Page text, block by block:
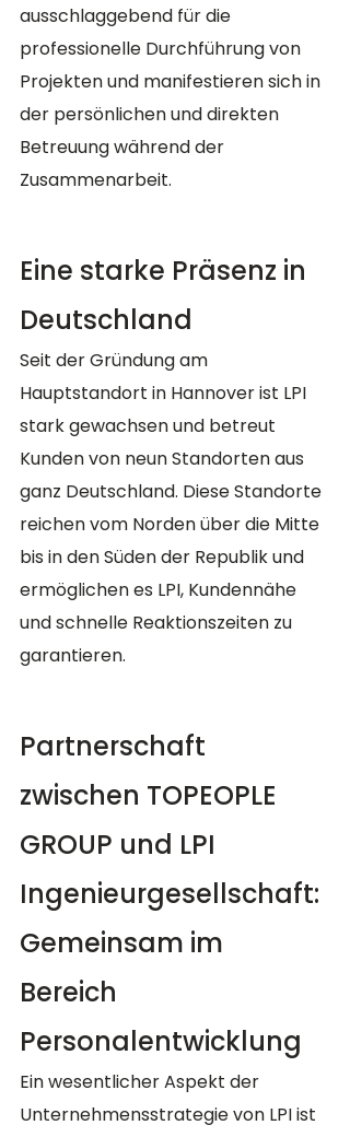
ausschlaggebend für die
professionelle Durchführung von
Projekten und manifestieren sich in
der persönlichen und direkten
Betreuung während der
Zusammenarbeit​​.
Eine starke Präsenz in
Deutschland
Seit der Gründung am
Hauptstandort in Hannover ist LPI
stark gewachsen und betreut
Kunden von neun Standorten aus
ganz Deutschland. Diese Standorte
reichen vom Norden über die Mitte
bis in den Süden der Republik und
ermöglichen es LPI, Kundennähe
und schnelle Reaktionszeiten zu
garantieren​​.
Partnerschaft
zwischen TOPEOPLE
GROUP und LPI
Ingenieurgesellschaft:
Gemeinsam im
Bereich
Personalentwicklung
Ein wesentlicher Aspekt der
Unternehmensstrategie von LPI ist